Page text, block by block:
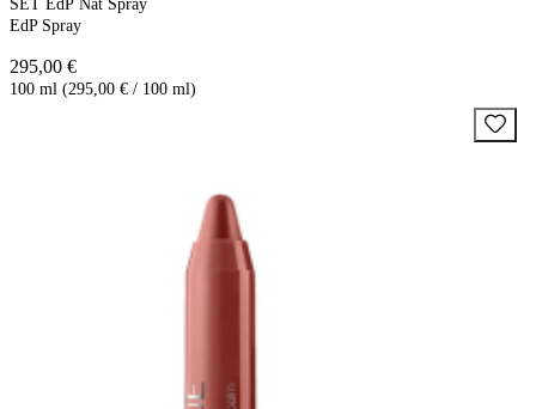
SET EdP Nat Spray
EdP Spray
295,00 €
100 ml (295,00 € / 100 ml)